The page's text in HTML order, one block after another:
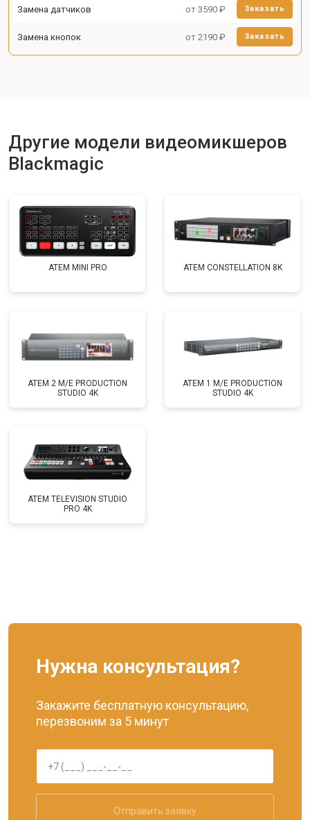
Замена датчиков от 3590 ₽ Заказать
Замена кнопок от 2190 ₽ Заказать
Другие модели видеомикшеров
Blackmagic
ATEM MINI PRO ATEM CONSTELLATION 8K
ATEM 2 M/E PRODUCTION
STUDIO 4K
ATEM 1 M/E PRODUCTION
STUDIO 4K
ATEM TELEVISION STUDIO
PRO 4K
Нужна консультация?
Закажите бесплатную консультацию,
перезвоним за 5 минут
Отправить заявку